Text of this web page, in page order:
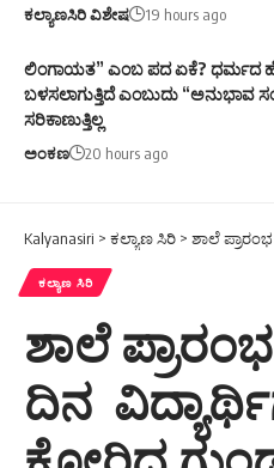
ಬಳಸಲಾಗುತ್ತಿದೆ ಎಂಬುದು “ಅನುಭಾವ
ಅಂಕಣ 20 hours ago
Kalyanasiri>ಕಲ್ಯಾಣ ಸಿರಿ
ಶಾಲೆ
ದಿನ
ಕೋರಿದ
ಮುಖಂಡರು